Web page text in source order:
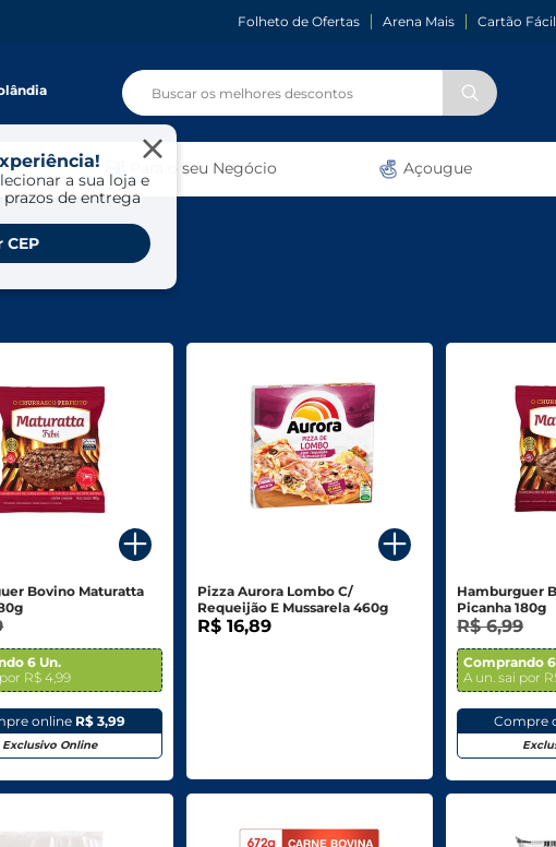
Folheto de Ofertas Arena Mais Cartão
a sua loja e
de entrega
Para o seu Negócio Açougue
Bovino Maturatta
6 Un.
R$ 4,99
online R$ 3,99
Exclusivo Online
Pizza Aurora Lombo C/
Requeijão E Mussarela 460g
R$ 16,89
Hamburguer
Picanha 180g
R$ 6,99
Comprando
A un. sai por
Compre